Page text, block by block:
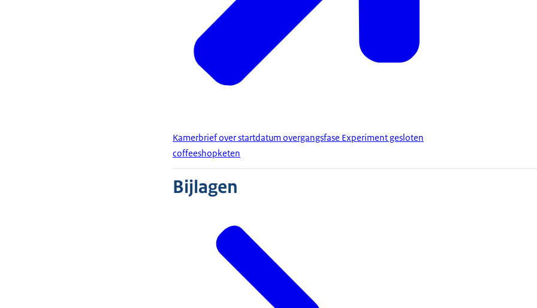
Kamerbrief over startdatum overgangsfase Experiment gesloten
coffeeshopketen
Bijlagen